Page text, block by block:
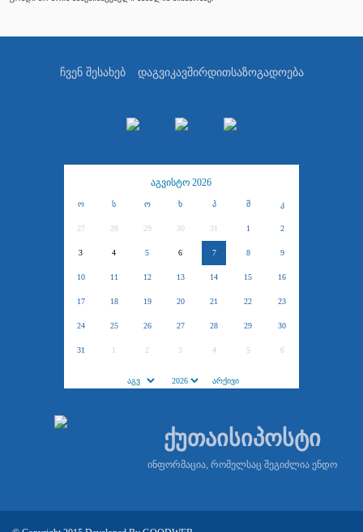
ჩვენ შესახებ დაგვიკავშირდითსაზოგადოება
აგვისტო 2026
ო ს ო ხ პ შ კ
27 28 29 30 31 1 2
3 4 5 6 7 8 9
10 11 12 13 14 15 16
17 18 19 20 21 22 23
24 25 26 27 28 29 30
31 1 2 3 4 5 6
ქუთაისიპოსტი
ინფორმაცია, რომელსაც შეგიძლია ენდო